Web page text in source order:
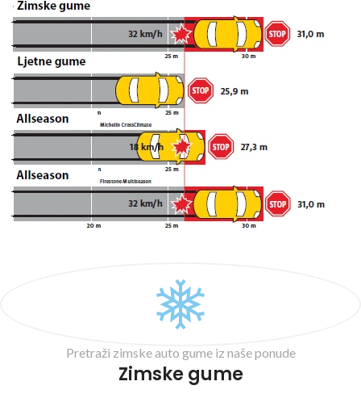
Pretraži zimske auto gume iz naše ponude
Zimske gume